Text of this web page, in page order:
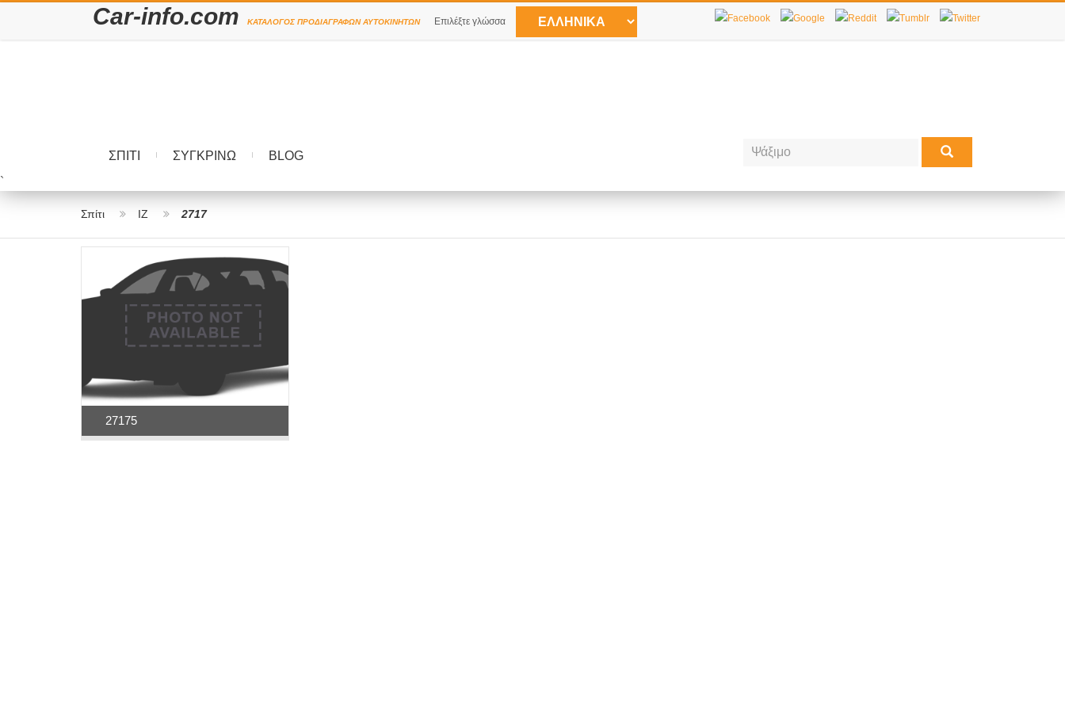
Car-info.com ΚΑΤΆΛΟΓΟΣ ΠΡΟΔΙΑΓΡΑΦΏΝ ΑΥΤΟΚΙΝΉΤΩΝ Επιλέξτε γλώσσα
ΣΠΊΤΙ ΣΥΓΚΡΊΝΩ
BLOG
`
Σπίτι IZ 2717
27175